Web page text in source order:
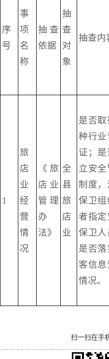
序
号
事
项
名
称
抽查
依据
抽
查
对
象
抽查内
1
旅
店
业
经
营
情
况
《旅
店业
管理
办
法》
全
县
旅
店
业
是否取
种行业
证；是
立安全
制度，
保卫组
者指定
保卫人
是否落
客信息
情况。
扫一扫在手